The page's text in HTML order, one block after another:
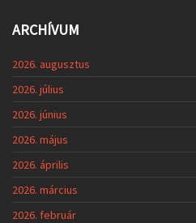
ARCHÍVUM
2026. augusztus
2026. július
2026. június
2026. május
2026. április
2026. március
2026. február